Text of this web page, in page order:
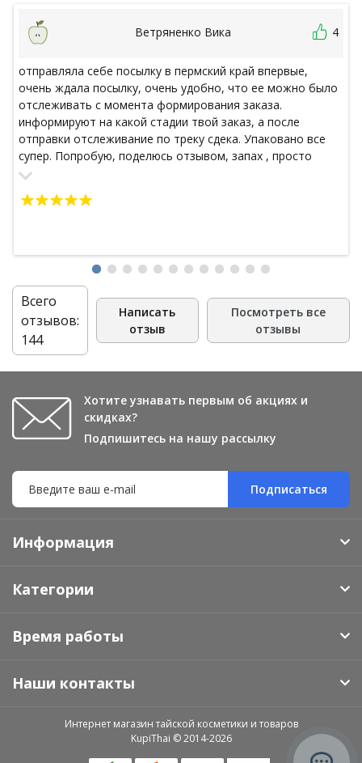
Ветряненко Вика 4
отправляла себе посылку в пермский край впервые,
очень ждала посылку, очень удобно, что ее можно было
отслеживать с момента формирования заказа.
информируют на какой стадии твой заказ, а после
отправки отслеживание по треку сдека. Упаковано все
супер. Попробую, поделюсь отзывом, запах , просто
умопомрачительный! Спасибо, обязательно буду делать
Всего
отзывов:
144
Написать
отзыв
Посмотреть все
отзывы
Хотите узнавать первым об акциях и
скидках?
Подпишитесь на нашу рассылку
Подписаться
Информация
Категории
Время работы
Наши контакты
Интернет магазин тайской косметики и товаров
KupiThai © 2014-2026